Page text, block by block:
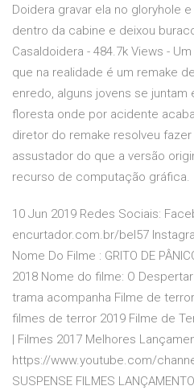
Doidera gravar ela no gloryhole
dentro da cabine e deixou
Casaldoidera - 484.7k Views -
que na realidade é um remake
enredo, alguns jovens se juntam
floresta onde por acidente
diretor do remake resolveu
assustador do que a versão
recurso de computação gráfica.
10 Jun 2019 Redes Sociais:
encurtador.com.br/beI57
Nome Do Filme : GRITO DE
2018 Nome do filme: O
trama acompanha Filme de
filmes de terror 2019 Filme de
| Filmes 2017 Melhores
https://www.youtube.com/
SUSPENSE FILMES